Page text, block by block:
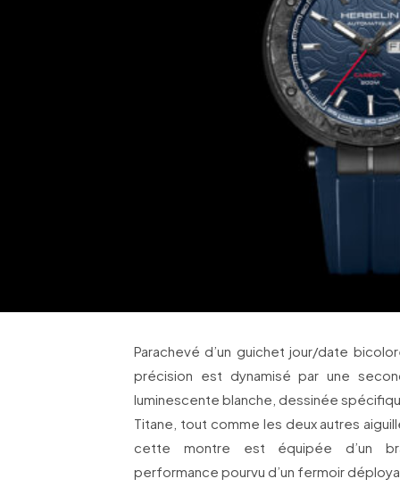
Parachevé d’un guichet jour/date
précision est dynamisé par une
luminescente blanche, dessinée
Titane, tout comme les deux autres
cette montre est équipée d’un
performance pourvu d’un fermoir